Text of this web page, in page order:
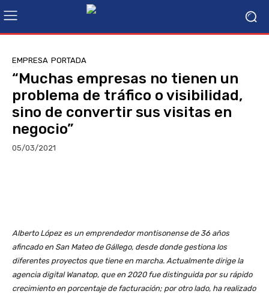
EMPRESA PORTADA
“Muchas empresas no tienen un
problema de tráfico o visibilidad,
sino de convertir sus visitas en
negocio”
05/03/2021
Alberto López es un emprendedor montisonense de 36 años
afincado en San Mateo de Gállego, desde donde gestiona los
diferentes proyectos que tiene en marcha. Actualmente dirige la
agencia digital Wanatop, que en 2020 fue distinguida por su rápido
crecimiento en porcentaje de facturación; por otro lado, ha realizado